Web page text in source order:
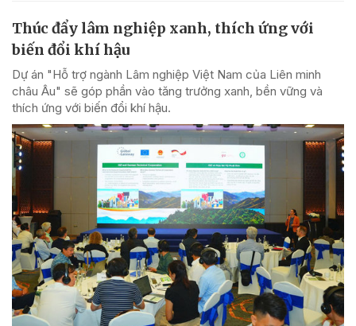
Thúc đẩy lâm nghiệp xanh, thích ứng với
biến đổi khí hậu
Dự án "Hỗ trợ ngành Lâm nghiệp Việt Nam của Liên minh
châu Âu" sẽ góp phần vào tăng trưởng xanh, bền vững và
thích ứng với biến đổi khí hậu.